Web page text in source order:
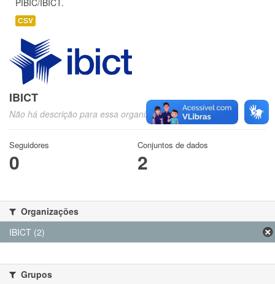
PIBIC/IBICT.
CSV
IBICT
Não há descrição para essa organização
Seguidores
0
Conjuntos de dados
2
Organizações
IBICT (2)
Grupos